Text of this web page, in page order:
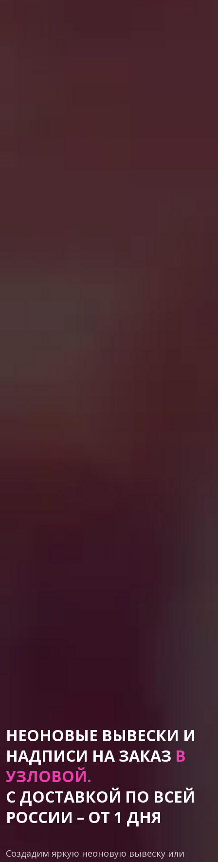
НЕОНОВЫЕ ВЫВЕСКИ И
НАДПИСИ НА ЗАКАЗ В
УЗЛОВОЙ.
С ДОСТАВКОЙ ПО ВСЕЙ
РОССИИ – ОТ 1 ДНЯ
Создадим яркую неоновую вывеску или